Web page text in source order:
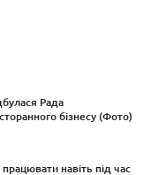
Рада
бізнесу (Фото)
навіть під час